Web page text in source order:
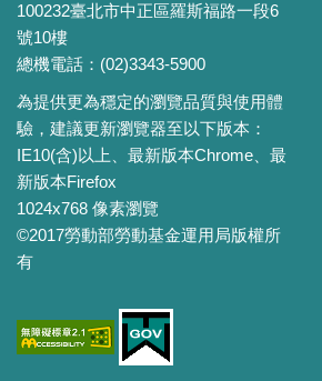
100232臺北市中正區羅斯福路一段6
號10樓
總機電話：(02)3343-5900
為提供更為穩定的瀏覽品質與使用體
驗，建議更新瀏覽器至以下版本：
IE10(含)以上、最新版本Chrome、最
新版本Firefox
1024x768 像素瀏覽
©2017勞動部勞動基金運用局版權所
有